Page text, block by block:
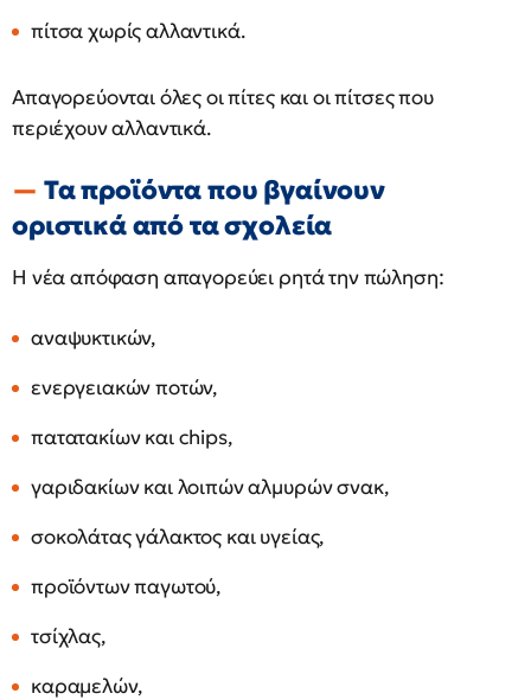
πίτσα χωρίς αλλαντικά.
Απαγορεύονται όλες οι πίτες και οι πίτσες που
περιέχουν αλλαντικά.
Τα προϊόντα που βγαίνουν
οριστικά από τα σχολεία
Η νέα απόφαση απαγορεύει ρητά την πώληση:
αναψυκτικών,
ενεργειακών ποτών,
πατατακίων και chips,
γαριδακίων και λοιπών αλμυρών σνακ,
σοκολάτας γάλακτος και υγείας,
προϊόντων παγωτού,
τσίχλας,
καραμελών,